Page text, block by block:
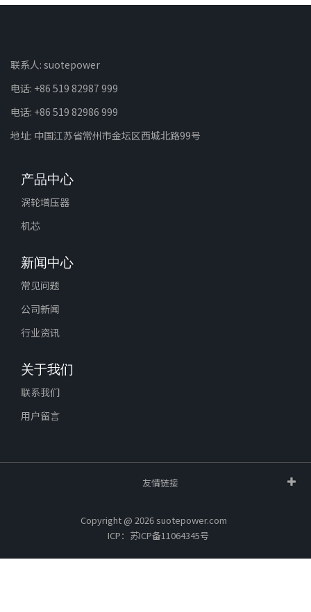
联系人: suotepower
电话: +86 519 82987 999
电话: +86 519 82986 999
地址: 中国江苏省常州市金坛区西城北路99号
产品中心
涡轮增压器
机芯
新闻中心
常见问题
公司新闻
行业资讯
关于我们
联系我们
用户留言
友情链接
Copyright @ 2026 suotepower.com
ICP：苏ICP备11064345号